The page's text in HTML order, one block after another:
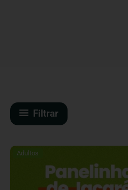
Filtrar
Adultos